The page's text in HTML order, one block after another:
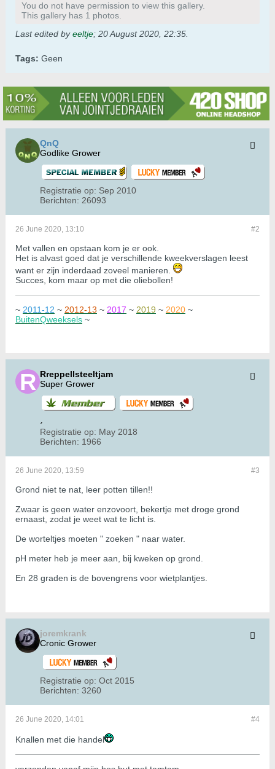
You do not have permission to view this gallery.
This gallery has 1 photos.
Last edited byeeltje; 20 August 2020, 22:35
Tags: Geen
QnQ
Godlike Grower
Registratie op: Sep 2010
Berichten: 26093
#2
26 June 2020, 13:10
Met vallen en opstaan kom je er ook.
Het is alvast goed dat je verschillende kweekverslagen leest
want er zijn inderdaad zoveel manieren.
Succes, kom maar op met die oliebollen!
~ 2011-12 ~ 2012-13 ~ 2017 ~ 2019 ~ 2020 ~
BuitenQweeksels ~
Rreppellsteeltjam
Super Grower
Registratie op: May 2018
Berichten: 1966
#3
26 June 2020, 13:59
Grond niet te nat, leer potten tillen!!
Zwaar is geen water enzovoort, bekertje met droge grond
ernaast, zodat je weet wat te licht is.
De worteltjes moeten " zoeken " naar water.
pH meter heb je meer aan, bij kweken op grond.
En 28 graden is de bovengrens voor wietplantjes.
joremkrank
Cronic Grower
Registratie op: Oct 2015
Berichten: 3260
#4
26 June 2020, 14:01
Knallen met die handel